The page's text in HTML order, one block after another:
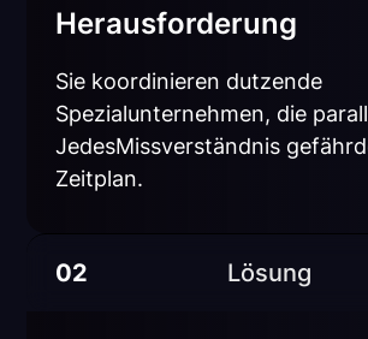
Herausforderung
Sie koordinieren dutzende
Spezialunternehmen, die
JedesMissverständnis
Zeitplan.
02 Lösung